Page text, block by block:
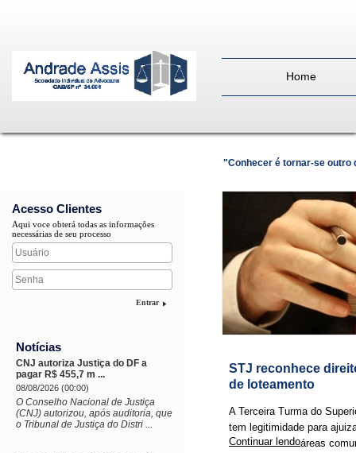
Home
"Conhecer é tornar-se outro
Acesso Clientes
Aqui voce obterá todas as informações
necessárias de seu processo
Entrar
Notícias
CNJ autoriza Justiça do DF a
pagar R$ 455,7 m ...
08/08/2026 (00:00)
O Conselho Nacional de Justiça
(CNJ) autorizou, após auditoria, que
o Tribunal de Justiça do Distri ...
STJ reconhece
de loteamento
A Terceira Turma do
tem legitimidade para
áreas
Continuar lendo